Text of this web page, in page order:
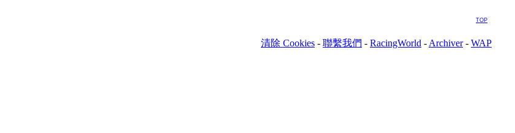
TOP
清除 Cookies - 聯繫我們 - RacingWorld - Archiver- WAP